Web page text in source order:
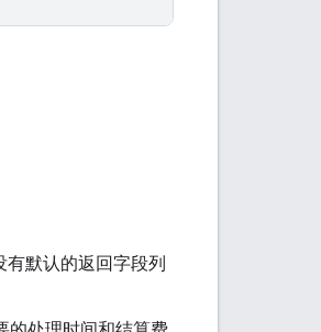
默认的返回字段列